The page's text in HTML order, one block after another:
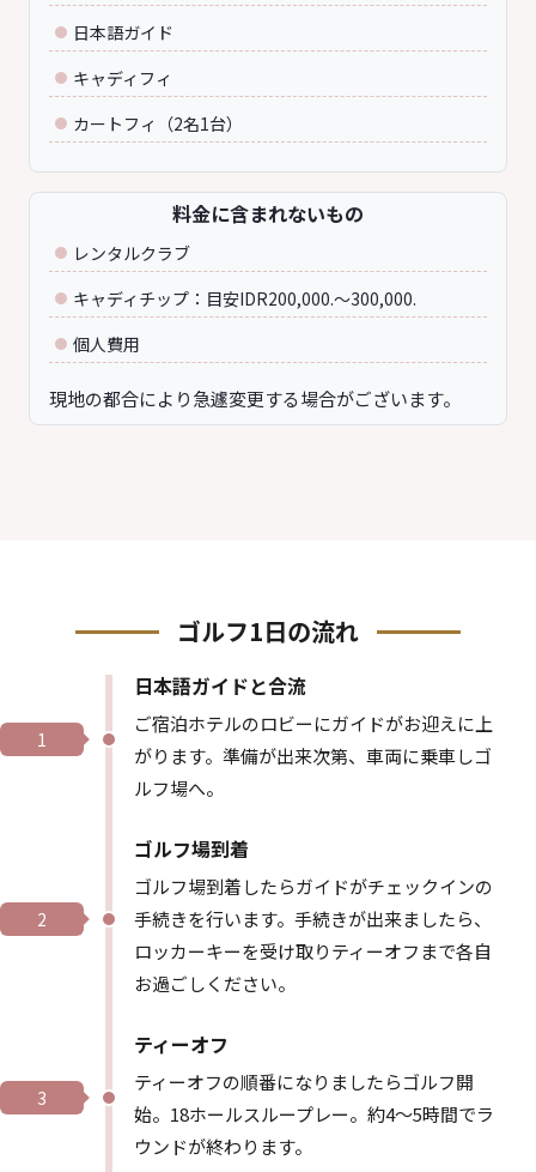
日本語ガイド
キャディフィ
カートフィ（2名1台）
料金に含まれないもの
レンタルクラブ
キャディチップ：目安IDR200,000.～300,000.
個人費用
現地の都合により急遽変更する場合がございます。
ゴルフ1日の流れ
1
日本語ガイドと合流
ご宿泊ホテルのロビーにガイドがお迎えに上
がります。準備が出来次第、車両に乗車しゴ
ルフ場へ。
2
ゴルフ場到着
ゴルフ場到着したらガイドがチェックインの
手続きを行います。手続きが出来ましたら、
ロッカーキーを受け取りティーオフまで各自
お過ごしください。
3
ティーオフ
ティーオフの順番になりましたらゴルフ開
始。18ホールスループレー。約4～5時間でラ
ウンドが終わります。